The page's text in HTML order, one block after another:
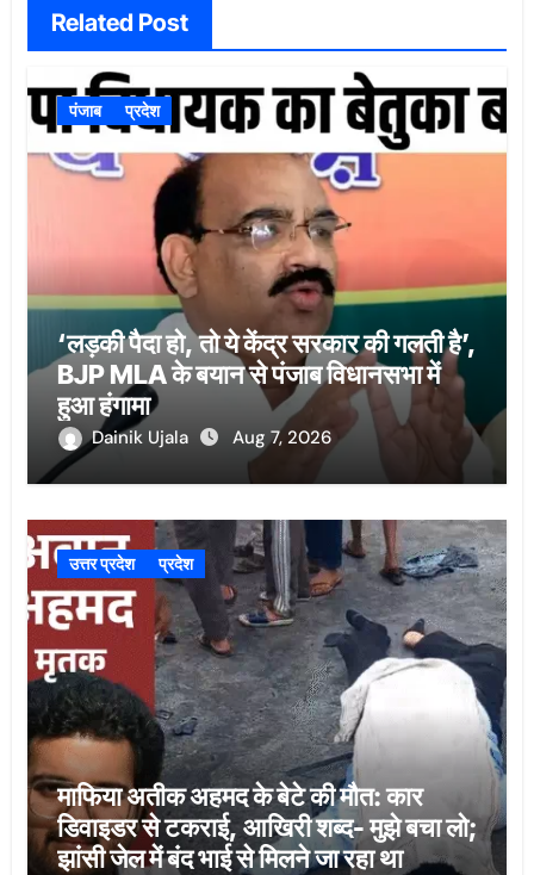
Related Post
पंजाब प्रदेश
‘लड़की पैदा हो, तो ये केंद्र सरकार की गलती है’,
BJP MLA के बयान से पंजाब विधानसभा में
हुआ हंगामा
Dainik Ujala Aug 7, 2026
उत्तर प्रदेश प्रदेश
माफिया अतीक अहमद के बेटे की मौत: कार
डिवाइडर से टकराई, आखिरी शब्द- मुझे बचा लो;
झांसी जेल में बंद भाई से मिलने जा रहा था